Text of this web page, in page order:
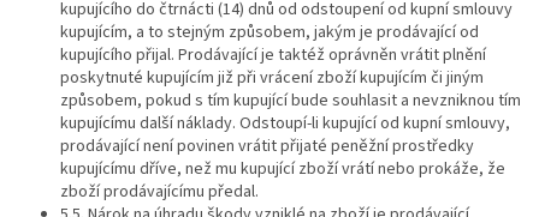
kupujícího do čtrnácti (14) dnů od odstoupení od kupní smlouvy
kupujícím, a to stejným způsobem, jakým je prodávající od
kupujícího přijal. Prodávající je taktéž oprávněn vrátit plnění
poskytnuté kupujícím již při vrácení zboží kupujícím či jiným
způsobem, pokud s tím kupující bude souhlasit a nevzniknou tím
kupujícímu další náklady. Odstoupí-li kupující od kupní smlouvy,
prodávající není povinen vrátit přijaté peněžní prostředky
kupujícímu dříve, než mu kupující zboží vrátí nebo prokáže, že
zboží prodávajícímu předal.